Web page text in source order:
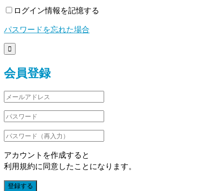
ログイン情報を記憶する
パスワードを忘れた場合

会員登録
アカウントを作成すると
利用規約に同意したことになります。
登録する